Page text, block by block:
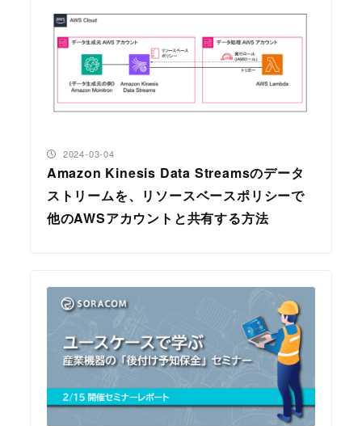
Amazon Kinesis Data Streamsのデータ
ストリームを、リソースベースポリシーで
他のAWSアカウントと共有する方法
投稿日
2024-03-04